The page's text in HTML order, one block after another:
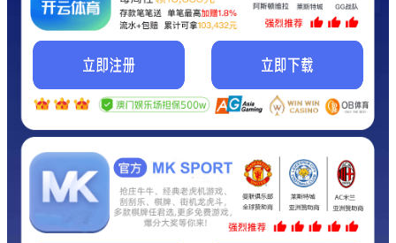
Hey Guys!
我们即将上线啦...